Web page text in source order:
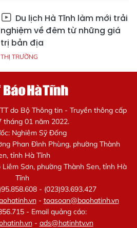
Du lịch Hà Tĩnh làm mới trải
nghiệm về đêm từ những giá
trị bản địa
THỊ TRƯỜNG
do Bộ Thông tin - Truyền thông cấp
tháng 01 năm 2022.
Nghiêm Sỹ Đống
Phan Đình Phùng, phường Thành
tỉnh Hà Tĩnh
Sơn, phường Thành Sen, tỉnh Hà
Tĩnh
- (023)93.693.427
- toasoan@baohatinh.vn
- Email quảng cáo:
- ads@hatinhtv.vn